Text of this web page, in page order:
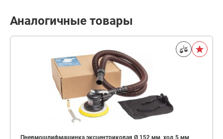
Аналогичные товары
Пневмошлифмашинка эксцентриковая Ø 152 мм, ход 5 мм